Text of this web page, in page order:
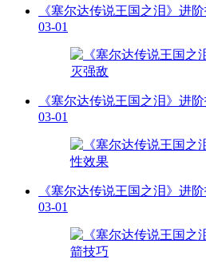
《塞尔达传说王国之泪》进
03-01
《塞尔达传说王国之泪》进
03-01
《塞尔达传说王国之泪》进
03-01